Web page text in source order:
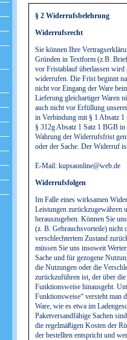
§ 2 Widerrufsbelehrung
Widerrufsrecht
Sie können Ihre
Gründen in Textform (z.B.
vor Fristablauf überlassen wird
widerrufen. Die Frist beginnt
nicht vor Eingang der Ware
Lieferung gleichartiger Waren
auch nicht vor Erfüllung
in Verbindung mit § 1 Absatz
§ 312g Absatz 1 Satz 1 BGB
Wahrung der Widerrufsfrist
oder der Sache. Der Widerruf
E-Mail: kupsaonline@web.de
Widerrufsfolgen
Im Falle eines wirksamen
Leistungen zurückzugewähren
herauszugeben. Können Sie
(z. B. Gebrauchsvorteile) nicht
verschlechtertem Zustand
müssen Sie uns insoweit
Sache und für gezogene
die Nutzungen oder die
zurückzuführen ist, der über
Funktionsweise hinausgeht.
Funktionsweise“ versteht man
Ware, wie es etwa im
Paketversandfähige Sachen
die regelmäßigen Kosten der
der bestellten entspricht und